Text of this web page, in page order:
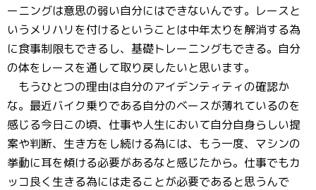
ーニングは意思の弱い自分にはできないんです。レースと
いうメリハリを付けるということは中年太りを解消する為
に食事制限もできるし、基礎トレーニングもできる。自分
の体をレースを通して取り戻したいと思います。
もうひとつの理由は自分のアイデンティティの確認か
な。最近バイク乗りである自分のベースが薄れているのを
感じる今日この頃、仕事や人生において自分自身らしい提
案や判断、生き方をし続ける為には、もう一度、マシンの
挙動に耳を傾ける必要があるなと感じたから。仕事でもカ
ッコ良く生きる為には走ることが必要であると思うんで